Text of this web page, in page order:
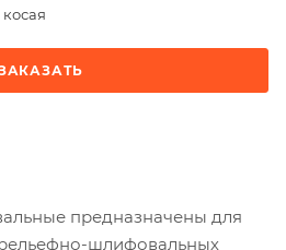
предназначены для
шлифовальных